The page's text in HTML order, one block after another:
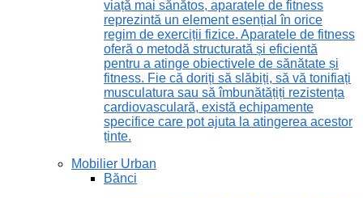
viață mai sănătos, aparatele de fitness
reprezintă un element esențial în orice
regim de exerciții fizice. Aparatele de fitness
oferă o metodă structurată și eficientă
pentru a atinge obiectivele de sănătate și
fitness. Fie că doriți să slăbiți, să vă tonifiați
musculatura sau să îmbunătățiți rezistența
cardiovasculară, există echipamente
specifice care pot ajuta la atingerea acestor
ținte.
Mobilier Urban
Bănci